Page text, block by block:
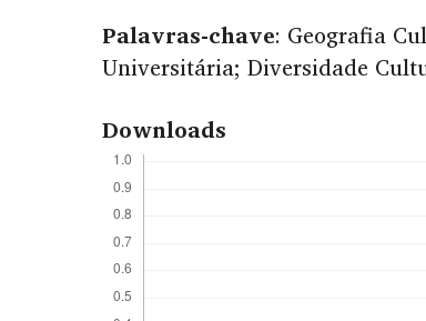
Palavras-chave: Geografia
Universitária; Diversidade
Downloads